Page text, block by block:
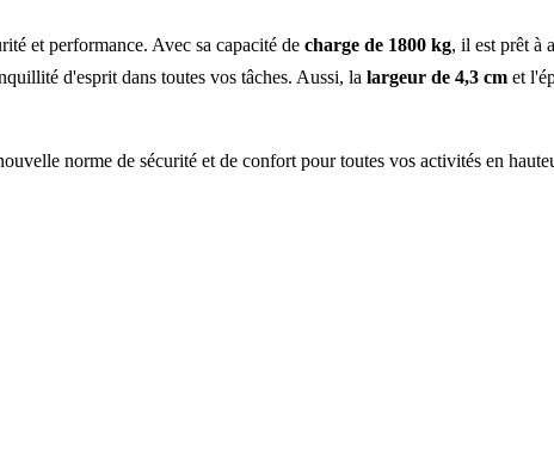
et performance. Avec sa capacité de charge de 1800 kg, il est prêt à
d'esprit dans toutes vos tâches. Aussi, la largeur de 4,3 cm et
norme de sécurité et de confort pour toutes vos activités en